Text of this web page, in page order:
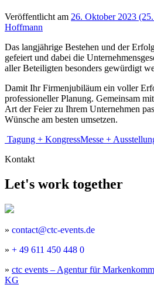
Veröffentlicht am 26. Oktober 2023
Hoffmann
Das langjährige Bestehen und der
gefeiert und dabei die
aller Beteiligten besonders gewürdigt
Damit Ihr Firmenjubiläum ein voller
professioneller Planung. Gemeinsam
Art der Feier zu Ihrem Unternehmen
Wünsche am besten umsetzen.
Beitragsnavigation
Tagung + KongressMesse +
Kontakt
Let's work together
» contact@ctc-events.de
» + 49 611 450 448 0
» ctc events – Agentur für
KG